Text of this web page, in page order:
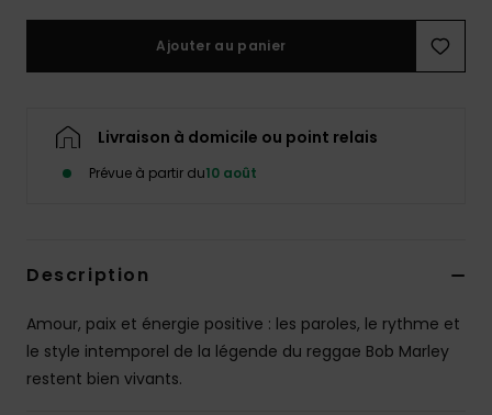
Ajouter au panier
Livraison à domicile ou point relais
Prévue à partir du10 août
Description
Amour, paix et énergie positive : les paroles, le rythme et
le style intemporel de la légende du reggae Bob Marley
restent bien vivants.